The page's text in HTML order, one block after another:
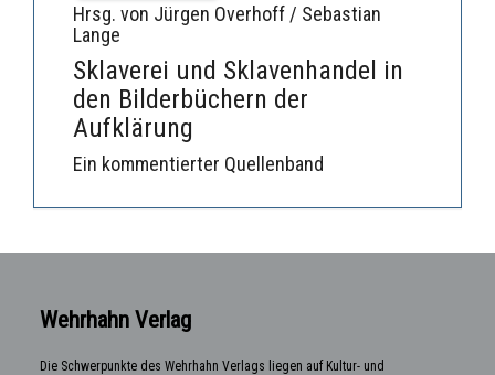
Hrsg. von Jürgen Overhoff / Sebastian
Lange
Sklaverei und Sklavenhandel in
den Bilderbüchern der
Aufklärung
Ein kommentierter Quellenband
Wehrhahn Verlag
Die Schwerpunkte des Wehrhahn Verlags liegen auf Kultur- und